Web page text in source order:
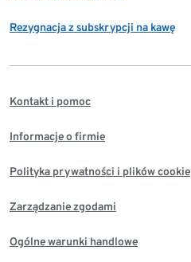
Rezygnacja z subskrypcji na kawę
Kontakt i pomoc
Informacje o firmie
Polityka prywatności i plików cookie
Zarządzanie zgodami
Ogólne warunki handlowe